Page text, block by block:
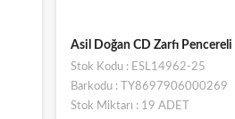
Asil Doğan CD Zarfı
Stok Kodu : ESL14962-25
Barkodu : TY8697906000269
Stok Miktarı : 19 ADET